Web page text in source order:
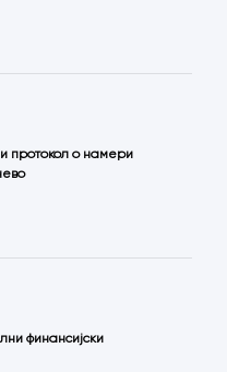
протокол о намери
финансијски